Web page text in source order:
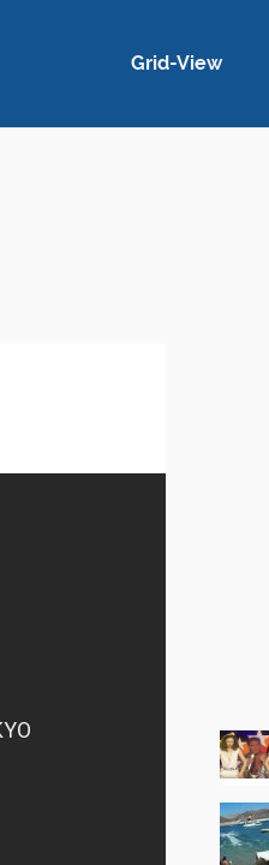
Grid-View